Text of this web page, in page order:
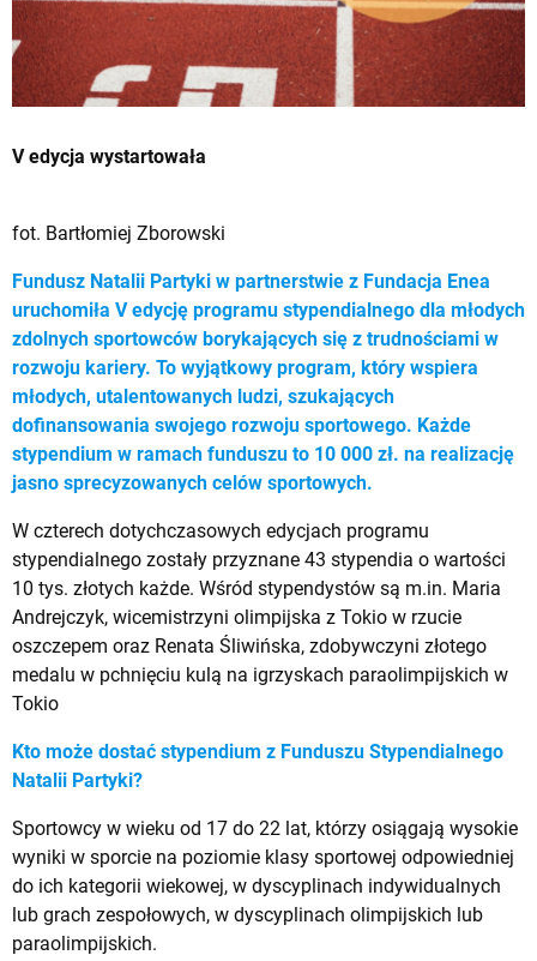
V edycja wystartowała
fot. Bartłomiej Zborowski
Fundusz Natalii Partyki w partnerstwie z Fundacja Enea
uruchomiła V edycję programu stypendialnego dla młodych
zdolnych sportowców borykających się z trudnościami w
rozwoju kariery. To wyjątkowy program, który wspiera
młodych, utalentowanych ludzi, szukających
dofinansowania swojego rozwoju sportowego. Każde
stypendium w ramach funduszu to 10 000 zł. na realizację
jasno sprecyzowanych celów sportowych.
W czterech dotychczasowych edycjach programu
stypendialnego zostały przyznane 43 stypendia o wartości
10 tys. złotych każde. Wśród stypendystów są m.in. Maria
Andrejczyk, wicemistrzyni olimpijska z Tokio w rzucie
oszczepem oraz Renata Śliwińska, zdobywczyni złotego
medalu w pchnięciu kulą na igrzyskach paraolimpijskich w
Tokio
Kto może dostać stypendium z Funduszu Stypendialnego
Natalii Partyki?
Sportowcy w wieku od 17 do 22 lat, którzy osiągają wysokie
wyniki w sporcie na poziomie klasy sportowej odpowiedniej
do ich kategorii wiekowej, w dyscyplinach indywidualnych
lub grach zespołowych, w dyscyplinach olimpijskich lub
paraolimpijskich.